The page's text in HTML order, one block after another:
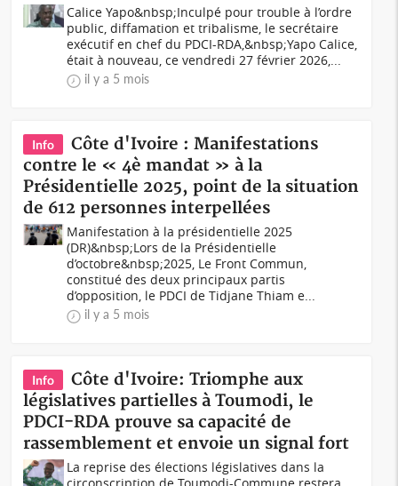
Calice Yapo&nbsp;Inculpé pour trouble à l’ordre
public, diffamation et tribalisme, le secrétaire
exécutif en chef du PDCI-RDA,&nbsp;Yapo Calice,
était à nouveau, ce vendredi 27 février 2026,...
il y a 5 mois
Info
Côte d'Ivoire : Manifestations
contre le « 4è mandat » à la
Présidentielle 2025, point de la situation
de 612 personnes interpellées
Manifestation à la présidentielle 2025
(DR)&nbsp;Lors de la Présidentielle
d’octobre&nbsp;2025, Le Front Commun,
constitué des deux principaux partis
d’opposition, le PDCI de Tidjane Thiam e...
il y a 5 mois
Info
Côte d'Ivoire: Triomphe aux
législatives partielles à Toumodi, le
PDCI-RDA prouve sa capacité de
rassemblement et envoie un signal fort
La reprise des élections législatives dans la